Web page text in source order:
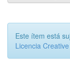
Este ítem está
Licencia